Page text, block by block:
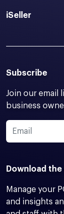
iSeller
Subscribe
Join our email
business
Download
Manage your
and insights